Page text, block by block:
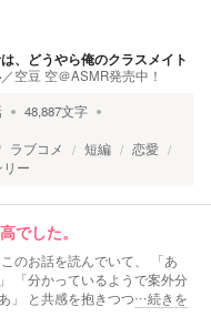
、どうやら俺のクラスメイト
／空豆 空＠ASMR発売中！
48,887文字
ラブコメ 短編
恋愛
ー
でした。
のお話を読んでいて、 「あ
「分かっているようで案外分
」 と共感を抱きつつ…続きを